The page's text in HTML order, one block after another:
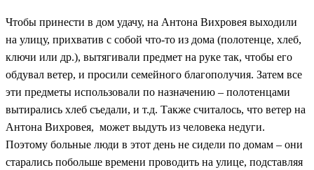
Чтобы принести в дом удачу, на Антона Вихровея выходили
на улицу, прихватив с собой что-то из дома (полотенце, хлеб,
ключи или др.), вытягивали предмет на руке так, чтобы его
обдувал ветер, и просили семейного благополучия. Затем все
эти предметы использовали по назначению – полотенцами
вытирались хлеб съедали, и т.д. Также считалось, что ветер на
Антона Вихровея, может выдуть из человека недуги.
Поэтому больные люди в этот день не сидели по домам – они
старались побольше времени проводить на улице, подставляя